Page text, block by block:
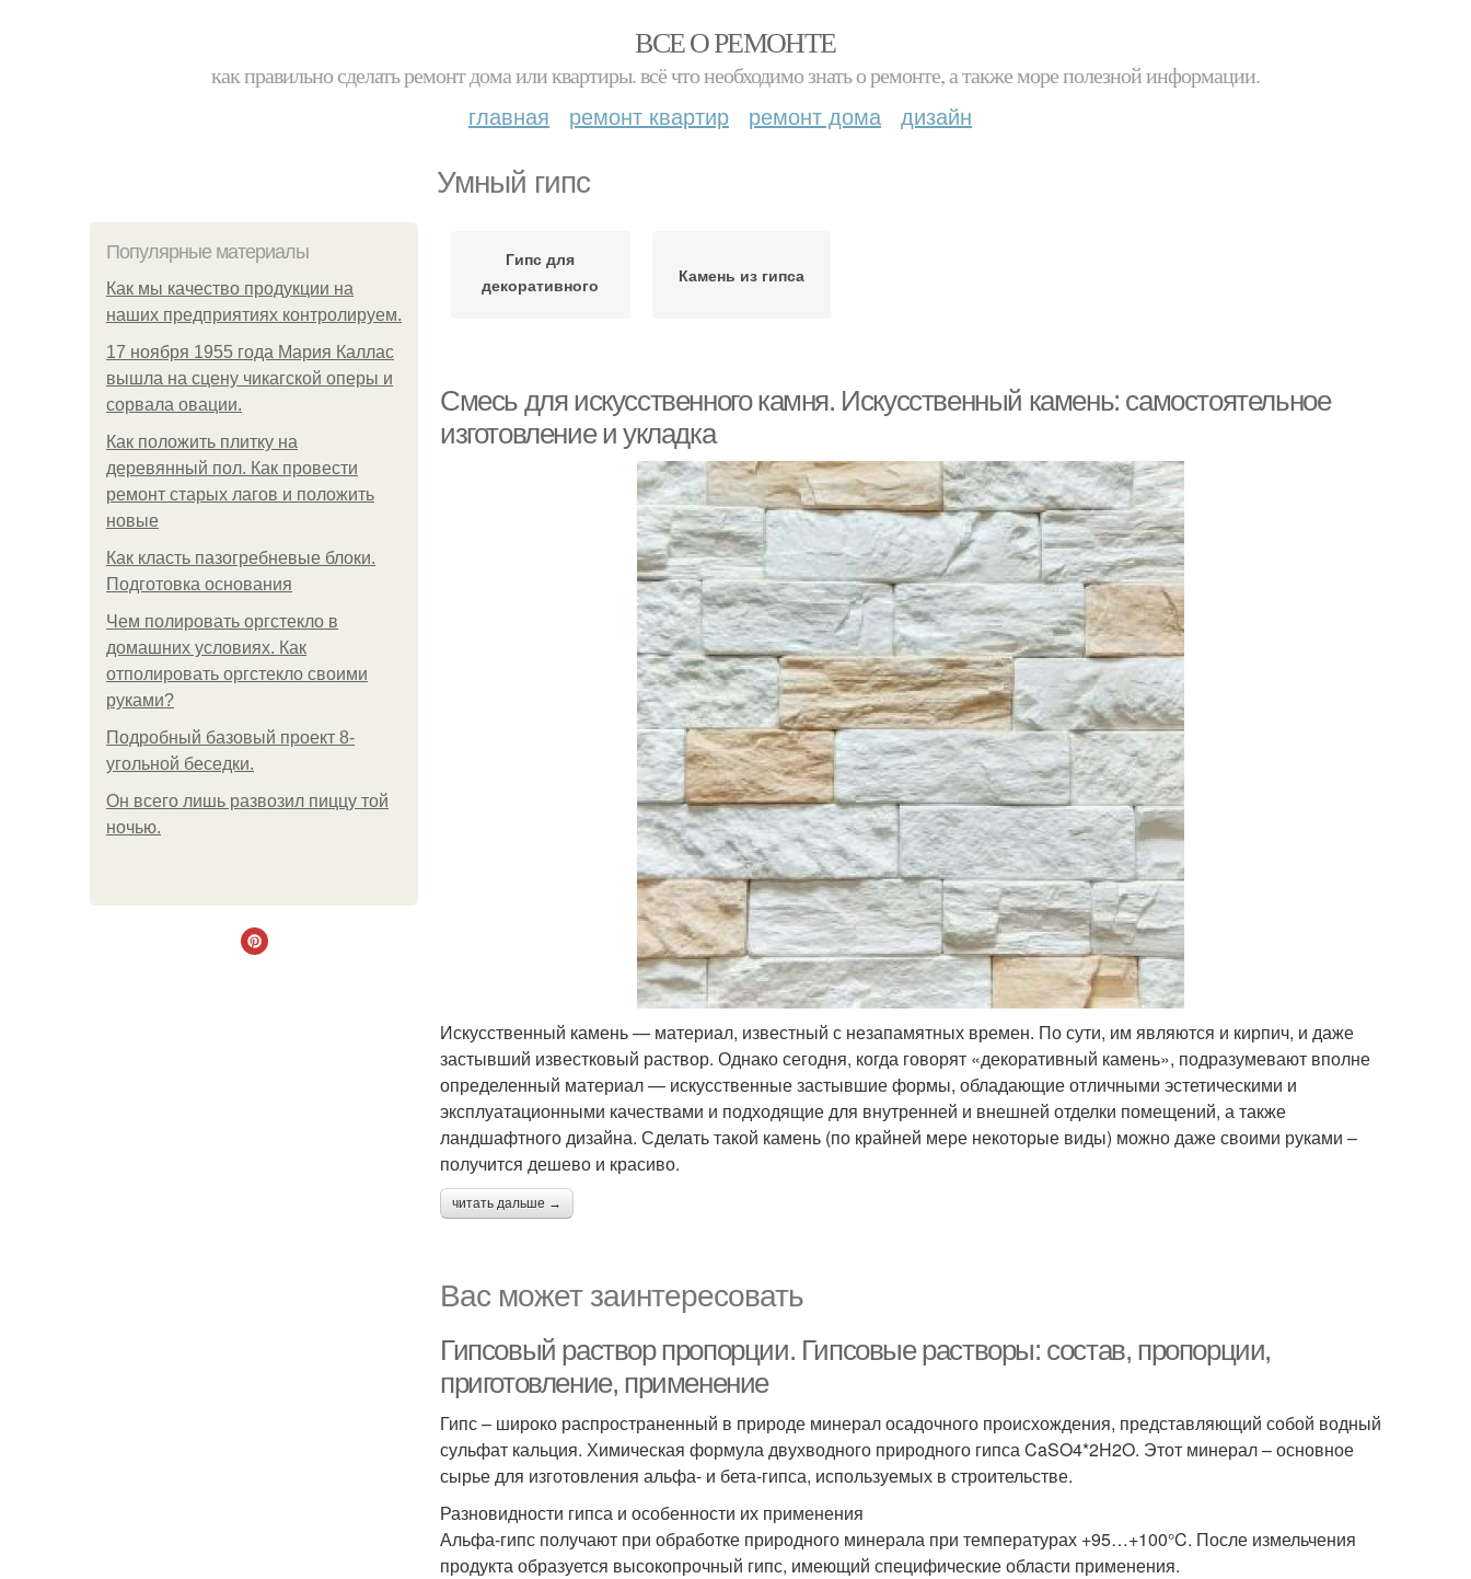
ВСЕ О РЕМОНТЕ
как правильно сделать ремонт дома или квартиры. всё что необходимо знать о ремонте, а также море полезной информации.
главная ремонт квартир ремонт дома дизайн
Умный гипс
Популярные материалы
Как мы качество продукции на
наших предприятиях контролируем.
17 ноября 1955 года Мария Каллас
вышла на сцену чикагской оперы и
сорвала овации.
Как положить плитку на
деревянный пол. Как провести
ремонт старых лагов и положить
новые
Как класть пазогребневые блоки.
Подготовка основания
Чем полировать оргстекло в
домашних условиях. Как
отполировать оргстекло своими
руками?
Подробный базовый проект 8-
угольной беседки.
Он всего лишь развозил пиццу той
ночью.
Гипс для
декоративного
Камень из гипса
Смесь для искусственного камня. Искусственный камень: самостоятельное
изготовление и укладка
Искусственный камень — материал, известный с незапамятных времен. По сути, им являются и кирпич, и даже
застывший известковый раствор. Однако сегодня, когда говорят «декоративный камень», подразумевают вполне
определенный материал — искусственные застывшие формы, обладающие отличными эстетическими и
эксплуатационными качествами и подходящие для внутренней и внешней отделки помещений, а также
ландшафтного дизайна. Сделать такой камень (по крайней мере некоторые виды) можно даже своими руками –
получится дешево и красиво.
читать дальше →
Вас может заинтересовать
Гипсовый раствор пропорции. Гипсовые растворы: состав, пропорции,
приготовление, применение
Гипс – широко распространенный в природе минерал осадочного происхождения, представляющий собой водный
сульфат кальция. Химическая формула двухводного природного гипса CaSO4*2H2O. Этот минерал – основное
сырье для изготовления альфа- и бета-гипса, используемых в строительстве.
Разновидности гипса и особенности их применения
Альфа-гипс получают при обработке природного минерала при температурах +95…+100°C. После измельчения
продукта образуется высокопрочный гипс, имеющий специфические области применения.